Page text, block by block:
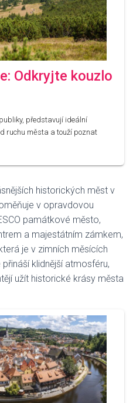
Odkryjte kouzlo
představují ideální
ruchu města a touží poznat
historických měst v
v opravdovou
památkové město,
a majestátním zámkem,
je v zimních měsících
klidnější atmosféru,
užít historické krásy města